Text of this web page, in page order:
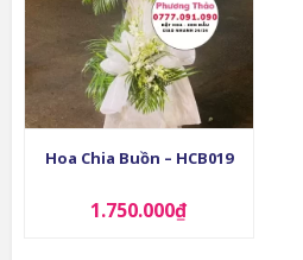
Hoa Chia Buồn – HCB019
1.750.000₫